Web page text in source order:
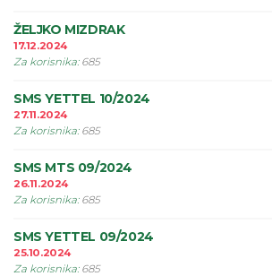
ŽELJKO MIZDRAK
17.12.2024
Za korisnika: 685
SMS YETTEL 10/2024
27.11.2024
Za korisnika: 685
SMS MTS 09/2024
26.11.2024
Za korisnika: 685
SMS YETTEL 09/2024
25.10.2024
Za korisnika: 685